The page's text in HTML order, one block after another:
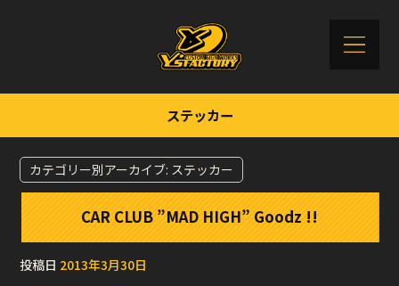
ステッカー
カテゴリー別アーカイブ: ステッカー
CAR CLUB ”MAD HIGH” Goodz !!
投稿日 2013年3月30日